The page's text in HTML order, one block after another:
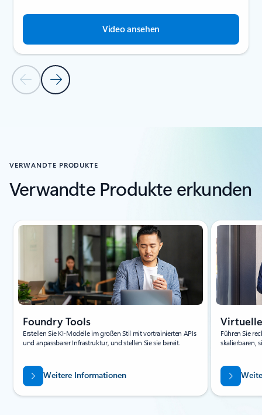
Vorherige FolieNächste Folie
Video ansehen
VERWANDTE PRODUKTE
Verwandte Produkte erkunden
Folie 1 von 4 wird angezeigt
Foundry Tools
Erstellen Sie KI-Modelle im großen Stil mit vortrainierten APIs
und anpassbarer Infrastruktur, und stellen Sie sie bereit.
Weitere Informationen
Führen Sie
skalierbaren,